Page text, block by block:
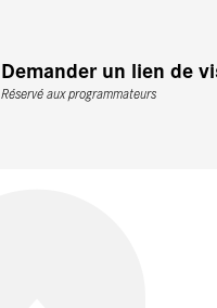
Demander un lien de
Réservé aux programmateurs